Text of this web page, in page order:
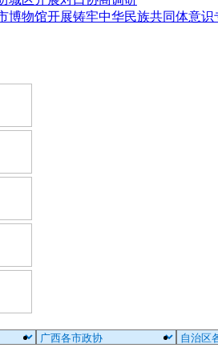
博物馆开展铸牢中华民族共同体意识